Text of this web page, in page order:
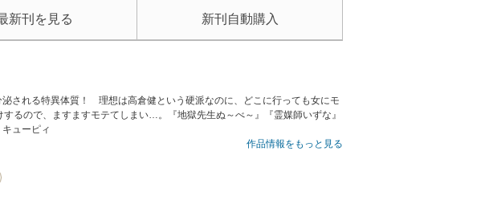
新刊を見る 新刊自動購入
される特異体質！ 理想は高倉健という硬派なのに、どこに行っても女にモ
るので、ますますモテてしまい…。『地獄先生ぬ～べ～』『霊媒師いずな』
ューピィ
作品情報をもっと見る